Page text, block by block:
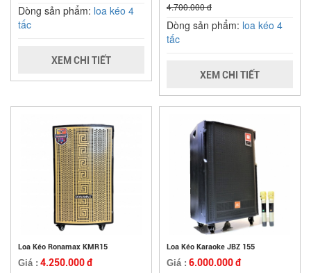
Dòng sản phẩm: loa kéo 4
tấc
XEM CHI TIẾT
4.700.000 đ
Dòng sản phẩm: loa kéo 4
tấc
XEM CHI TIẾT
Loa Kéo Ronamax KMR15
Giá : 4.250.000 đ
Loa Kéo Karaoke JBZ 155
Giá : 6.000.000 đ